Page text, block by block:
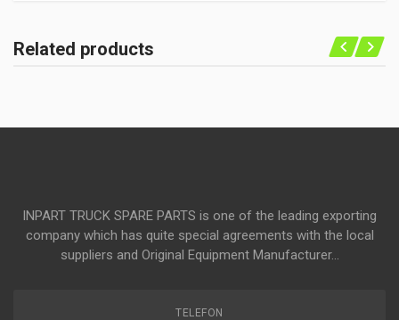
Related products
INPART TRUCK SPARE PARTS is one of the leading exporting
company which has quite special agreements with the local
suppliers and Original Equipment Manufacturer...
TELEFON